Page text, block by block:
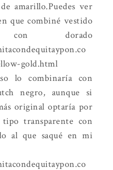
amarillo.Puedes ver
que combiné vestido
con dorado
gold.html
lo combinaría con
negro, aunque si
original optaría por
transparente con
al que saqué en mi